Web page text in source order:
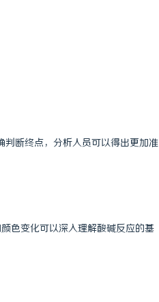
判断终点，分析人员可以得出更加准
色变化可以深入理解酸碱反应的基